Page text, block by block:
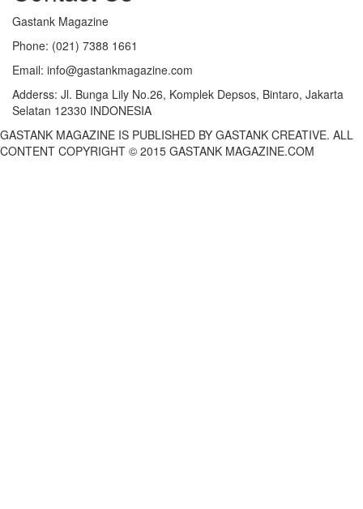
Gastank Magazine
Phone: (021) 7388 1661
Email: info@gastankmagazine.com
Adderss: Jl. Bunga Lily No.26, Komplek Depsos, Bintaro, Jakarta
Selatan 12330 INDONESIA
GASTANK MAGAZINE IS PUBLISHED BY GASTANK CREATIVE. ALL
CONTENT COPYRIGHT © 2015 GASTANK MAGAZINE.COM